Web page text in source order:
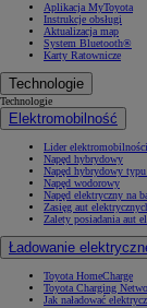
Aplikacja MyToyota
Instrukcje obsługi
Aktualizacja map
System Bluetooth®
Karty Ratownicze
Technologie
Technologie
Elektromobilność
Lider elektromobilności
Napęd hybrydowy
Napęd hybrydowy
Napęd wodorowy
Napęd elektryczny na
Zasięg aut
Zalety posiadania aut
Ładowanie
Toyota HomeCharge
Toyota Charging
Jak naładować